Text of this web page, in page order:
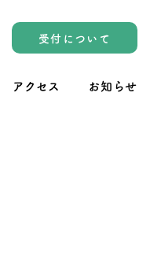
受付について
アクセス お知らせ